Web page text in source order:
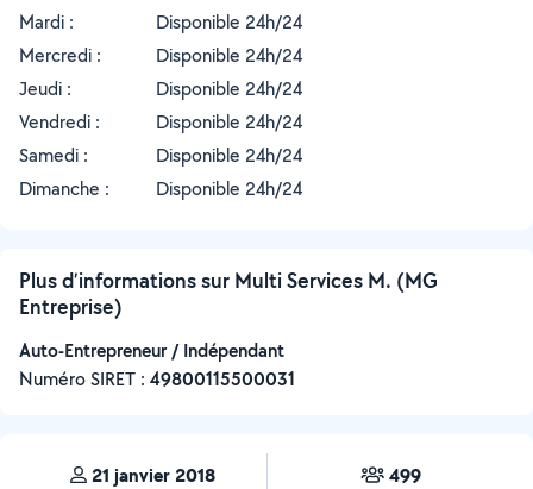
Mardi :
Disponible 24h/24
Mercredi :
Disponible 24h/24
Jeudi :
Disponible 24h/24
Vendredi :
Disponible 24h/24
Samedi :
Disponible 24h/24
Dimanche :
Disponible 24h/24
Plus d’informations sur Multi Services M. (MG
Entreprise)
Auto-Entrepreneur / Indépendant
Numéro SIRET : ‍49800115500031
21 janvier 2018 499